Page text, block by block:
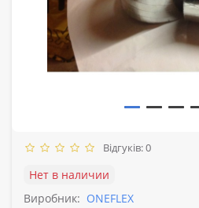
Відгуків: 0
Нет в наличии
Виробник: ONEFLEX